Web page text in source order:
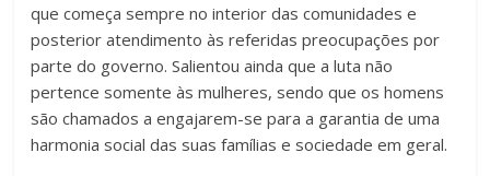
que começa sempre no interior das comunidades e
posterior atendimento às referidas preocupações por
parte do governo. Salientou ainda que a luta não
pertence somente às mulheres, sendo que os homens
são chamados a engajarem-se para a garantia de uma
harmonia social das suas famílias e sociedade em geral.